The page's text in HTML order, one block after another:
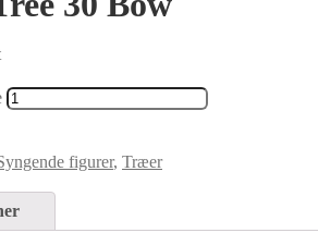
figurer, Træer